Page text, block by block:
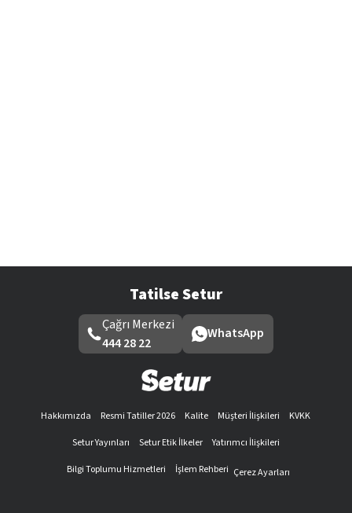
Tatilse Setur
Çağrı Merkezi
444 28 22
WhatsApp
Hakkımızda Resmi Tatiller 2026 Kalite Müşteri İlişkileri
KVKK
Setur Yayınları
Setur Etik İlkeler
Yatırımcı İlişkileri
Bilgi Toplumu Hizmetleri
İşlem Rehberi Çerez Ayarları